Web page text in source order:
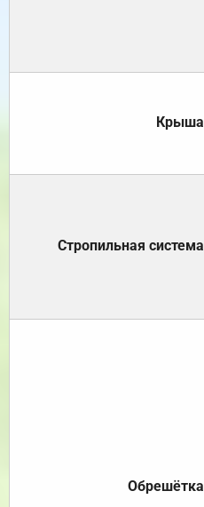
Крыша
Стропильная система
Обрешётка